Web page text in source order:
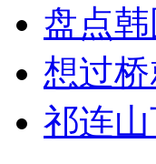
盘点
想过
祁连